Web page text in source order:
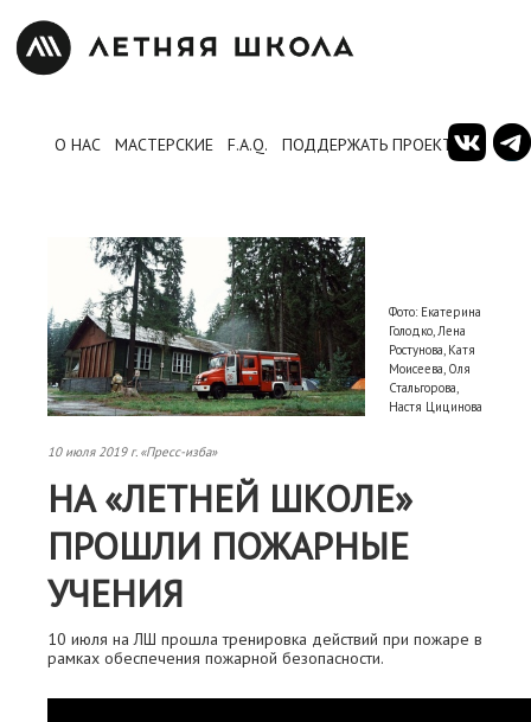
О НАС МАСТЕРСКИЕ F.A.Q. ПОДДЕРЖАТЬ ПРОЕКТ
Фото: Екатерина
Голодко, Лена
Ростунова, Катя
Моисеева, Оля
Стальгорова,
Настя Цицинова
10 июля 2019 г. «Пресс-изба»
НА «ЛЕТНЕЙ ШКОЛЕ»
ПРОШЛИ ПОЖАРНЫЕ
УЧЕНИЯ
10 июля на ЛШ прошла тренировка действий при пожаре в
рамках обеспечения пожарной безопасности.